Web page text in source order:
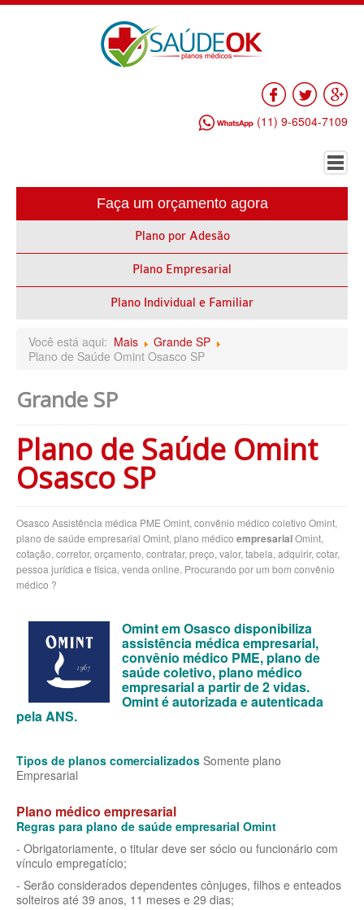
Facebook
Twitter
(11) 9-6504-7109
PLANO DE SAÚDE EMPRESARIAL
ALLIANZ PLANO DE SAÚDE EMPRESARIAL
AMEPLAN PLANO DE SAÚDE EMPRESARIAL
BIO SAÚDE PLANO DE SAÚDE EMPRESARIAL
BIOVIDA PLANO DE SAÚDE EMPRESARIAL
BRADESCO PLANO DE SAÚDE EMPRESARIAL
CAIXA PLANO DE SAÚDE EMPRESARIAL
CUIDAR ME PLANO DE SAÚDE EMPRESARIAL
CRUZ AZUL PLANO DE SAÚDE EMPRESARIAL
GOLDEN CROSS PLANO EMPRESARIAL
GNDI PLANO DE SAÚDE EMPRESARIAL
INTERCLINICAS PLANO DE SAÚDE EMPRESARIAL
KIPP PLANO DE SAÚDE EMPRESARIAL
MEDICAL HEALTH PLANO DE SAÚDE EMPRESARIAL
MED TOUR PLANO DE SAÚDE EMPRESARIAL
NEXT SEISA PLANO DE SAÚDE EMPRESARIAL
NOTREDAME PLANO DE SAÚDE EMPRESARIAL
OMINT PLANO DE SAÚDE EMPRESARIAL
Faça um orçamento agora
Plano por Adesão
Plano Empresarial
Plano Individual e Familiar
Você está aqui: Mais
Grande SP
Plano de Saúde Omint Osasco SP
Grande SP
Plano de Saúde Omint
Osasco SP
Osasco Assistência médica PME Omint, convênio médico coletivo Omint,
plano de saúde empresarial Omint, plano médico empresarialOmint,
cotação, corretor, orçamento, contratar, preço, valor, tabela, adquirir, cotar,
pessoa jurídica e física, venda online. Procurando por um bom convênio
médico ?
Omint em Osasco disponibiliza
assistência médica empresarial,
convênio médico PME, plano de
saúde coletivo, plano médico
empresarial a partir de 2 vidas.
Omint é autorizada e autenticada
pela ANS.
Tipos de planos comercializados Somente plano
Empresarial
Plano médico empresarial
Regras para plano de saúde empresarial Omint
- Obrigatoriamente, o titular deve ser sócio ou funcionário com
vínculo empregatício;
- Serão considerados dependentes cônjuges, filhos e enteados
solteiros até 39 anos, 11 meses e 29 dias;